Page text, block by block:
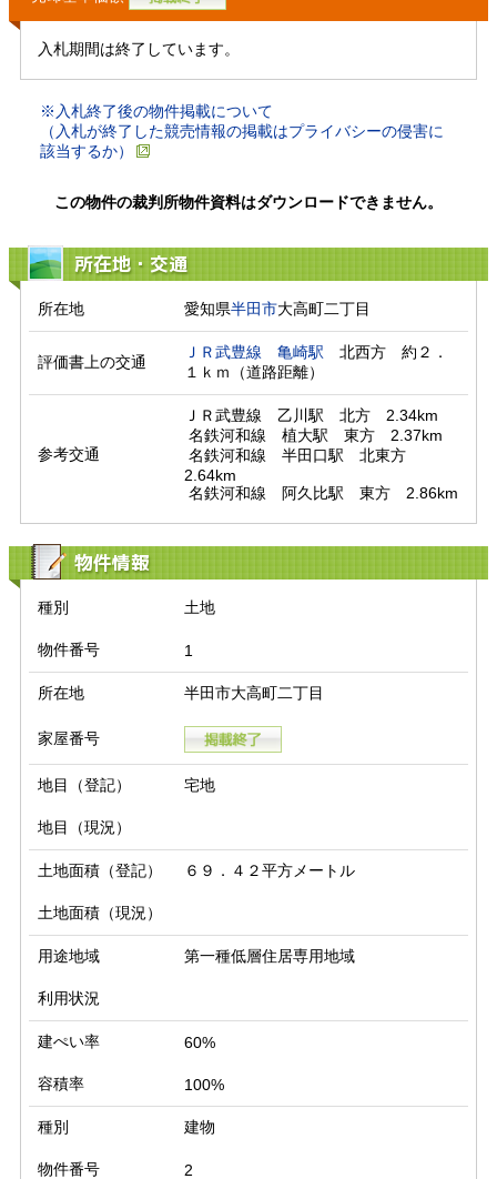
入札期間は終了しています。
※入札終了後の物件掲載について
（入札が終了した競売情報の掲載はプライバシーの侵害に
該当するか）
この物件の裁判所物件資料はダウンロードできません。
所在地・交通
所在地 愛知県半田市大高町二丁目
評価書上の交通
ＪＲ武豊線 亀崎駅 北西方　約２．
１ｋｍ（道路距離）
参考交通
ＪＲ武豊線　乙川駅　北方　2.34km
2.64km
名鉄河和線　阿久比駅　東方　2.86km
物件情報
種別 土地
物件番号 1
所在地 半田市大高町二丁目
家屋番号
地目（登記） 宅地
地目（現況）
土地面積（登記） ６９．４２平方メートル
土地面積（現況）
用途地域 第一種低層住居専用地域
利用状況
建ぺい率 60%
容積率 100%
種別 建物
物件番号 2